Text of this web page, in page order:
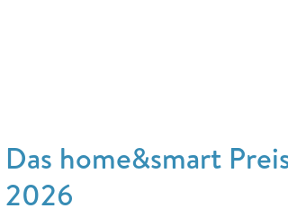
Das home&smart
2026